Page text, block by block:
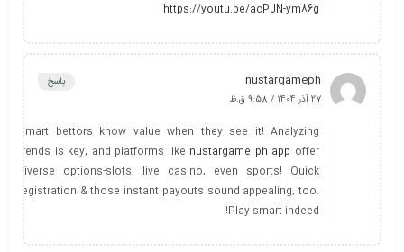
https://youtu.be/acPJN-ym86g
nustargameph
27 آذر 1404 / 9:58 ق.ظ
پاسخ
Smart bettors know value when they see it! Analyzing
trends is key, and platforms like nustargame ph app offer
diverse options-slots, live casino, even sports! Quick
registration & those instant payouts sound appealing, too.
Play smart indeed!